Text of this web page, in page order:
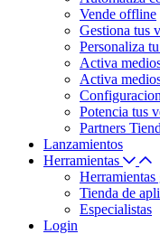
Vende offline
Gestiona tus
Personaliza
Activa
Activa
Potencia tus
Partners
Lanzamientos
Herramientas
Herramientas
Tienda de
Especialistas
Login